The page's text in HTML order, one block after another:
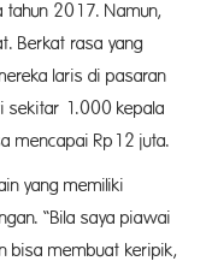
tahun 2017. Namun,
Berkat rasa yang
laris di pasaran
sekitar 1.000 kepala
mencapai Rp12 juta.
yang memiliki
“Bila saya piawai
bisa membuat keripik,